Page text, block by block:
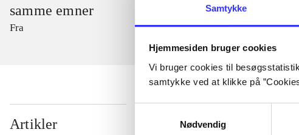
Samtykke
Hjemmesiden bruger cookies
Vi bruger cookies til
samtykke ved at klikke på
Nødvendig
samme emner
Fra
Artikler